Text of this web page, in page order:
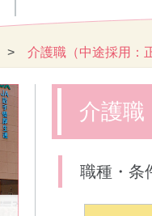
> 介護職（中途採用：
介護職
職種・条